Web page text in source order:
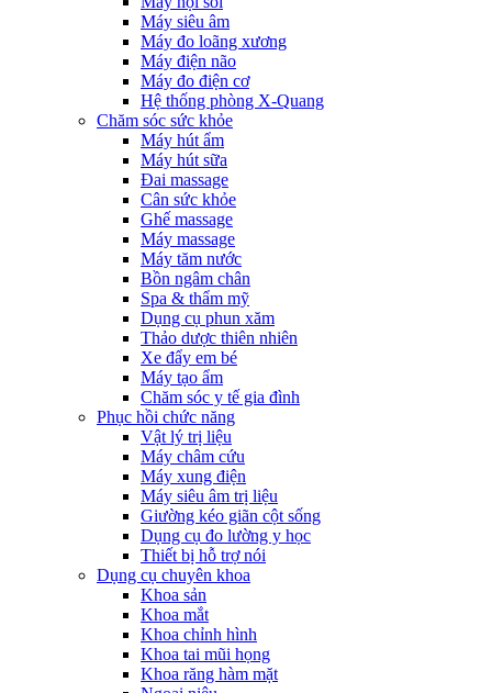
Máy siêu âm
Máy đo loãng xương
Máy điện não
Máy đo điện cơ
Hệ thống phòng X-Quang
Chăm sóc sức khỏe
Máy hút ẩm
Máy hút sữa
Đai massage
Cân sức khỏe
Ghế massage
Máy massage
Máy tăm nước
Bồn ngâm chân
Spa & thẩm mỹ
Dụng cụ phun xăm
Thảo dược thiên nhiên
Xe đẩy em bé
Máy tạo ẩm
Chăm sóc y tế gia đình
Phục hồi chức năng
Vật lý trị liệu
Máy châm cứu
Máy xung điện
Máy siêu âm trị liệu
Giường kéo giãn cột sống
Dụng cụ đo lường y học
Thiết bị hỗ trợ nói
Dụng cụ chuyên khoa
Khoa sản
Khoa mắt
Khoa chỉnh hình
Khoa tai mũi họng
Khoa răng hàm mặt